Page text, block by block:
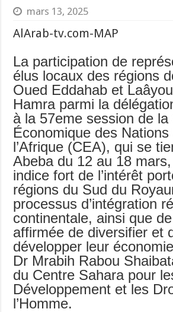
mars 13, 2025
AlArab-tv.com-MAP
La participation de
élus locaux des régions
Oued Eddahab et
Hamra parmi la
à la 57eme session de la
Économique des
l’Afrique (CEA), qui se
Abeba du 12 au 18
indice fort de l’intérêt
régions du Sud du
processus d’intégration
continentale, ainsi que
affirmée de diversifier et
développer leur
Dr Mrabih Rabou
du Centre Sahara pour
Développement et les
l’Homme.